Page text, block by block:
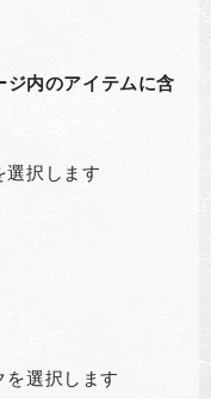
ジ内のアイテムに含
選択します
を選択します